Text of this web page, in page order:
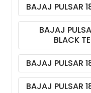
BAJAJ PULSAR
BAJAJ
BLACK
BAJAJ PULSAR
BAJAJ PULSAR